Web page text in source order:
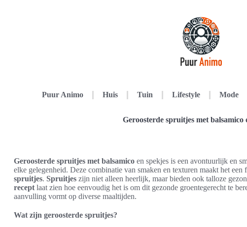
Puur Animo Huis Tuin Lifestyle Mode
Geroosterde spruitjes met balsamico
Geroosterde spruitjes met balsamico en spekjes is een avontuurlijk en
elke gelegenheid. Deze combinatie van smaken en texturen maakt het een
spruitjes. Spruitjes zijn niet alleen heerlijk, maar bieden ook talloze
recept laat zien hoe eenvoudig het is om dit gezonde groentegerecht te
aanvulling vormt op diverse maaltijden.
Wat zijn geroosterde spruitjes?